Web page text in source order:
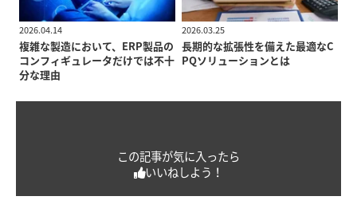
2026.04.14
複雑な製造において、ERP製品の
コンフィギュレータだけでは不十
分な理由
2026.03.25
長期的な拡張性を備えた最適なC
PQソリューションとは
この記事が気に入ったら
いいねしよう！